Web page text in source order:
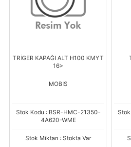
TRİGER KAPAĞI ALT H100 KMYT
16>
MOBIS
Stok Kodu : BSR-HMC-21350-
4A620-WME
Stok Miktarı : Stokta Var